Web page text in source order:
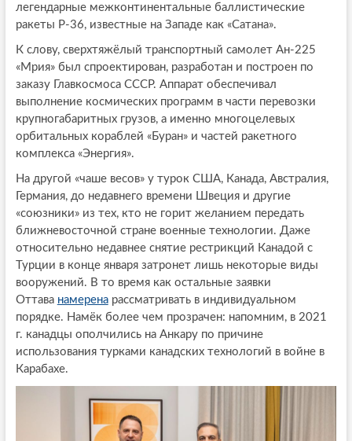
легендарные межконтинентальные баллистические
ракеты Р-36, известные на Западе как «Сатана».
К слову, сверхтяжёлый транспортный самолет Ан-225
«Мрия» был спроектирован, разработан и построен по
заказу Главкосмоса СССР. Аппарат обеспечивал
выполнение космических программ в части перевозки
крупногабаритных грузов, а именно многоцелевых
орбитальных кораблей «Буран» и частей ракетного
комплекса «Энергия».
На другой «чаше весов» у турок США, Канада, Австралия,
Германия, до недавнего времени Швеция и другие
«союзники» из тех, кто не горит желанием передать
ближневосточной стране военные технологии. Даже
относительно недавнее снятие рестрикций Канадой с
Турции в конце января затронет лишь некоторые виды
вооружений. В то время как остальные заявки
Оттава намеренарассматривать в индивидуальном
порядке. Намёк более чем прозрачен: напомним, в 2021
г. канадцы ополчились на Анкару по причине
использования турками канадских технологий в войне в
Карабахе.